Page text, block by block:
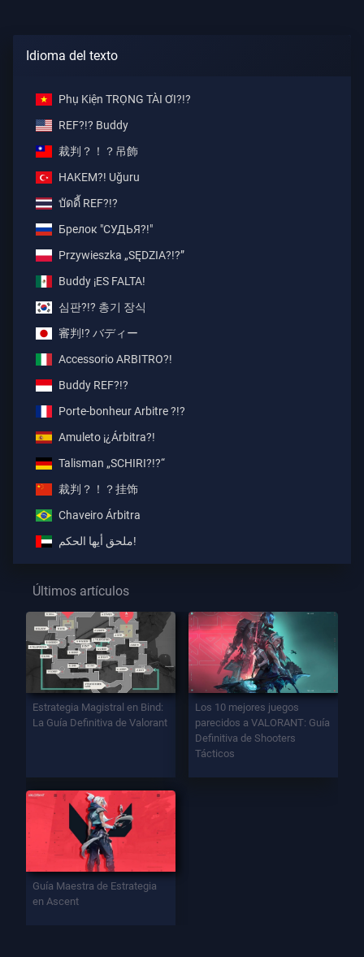
Idioma del texto
Phụ Kiện TRỌNG TÀI ƠI?!?
REF?!? Buddy
裁判？！？吊飾
HAKEM?! Uğuru
บัดดี้ REF?!?
Брелок "СУДЬЯ?!"
Przywieszka „SĘDZIA?!?”
Buddy ¡ES FALTA!
심판?!? 총기 장식
審判!? バディー
Accessorio ARBITRO?!
Buddy REF?!?
Porte-bonheur Arbitre ?!?
Amuleto ¡¿Árbitra?!
Talisman „SCHIRI?!?“
裁判？！？挂饰
Chaveiro Árbitra
ملحق أيها الحكم!
Últimos artículos
Estrategia Magistral en Bind:
La Guía Definitiva de Valorant
Los 10 mejores juegos
parecidos a VALORANT: Guía
Definitiva de Shooters
Tácticos
Guía Maestra de Estrategia
en Ascent